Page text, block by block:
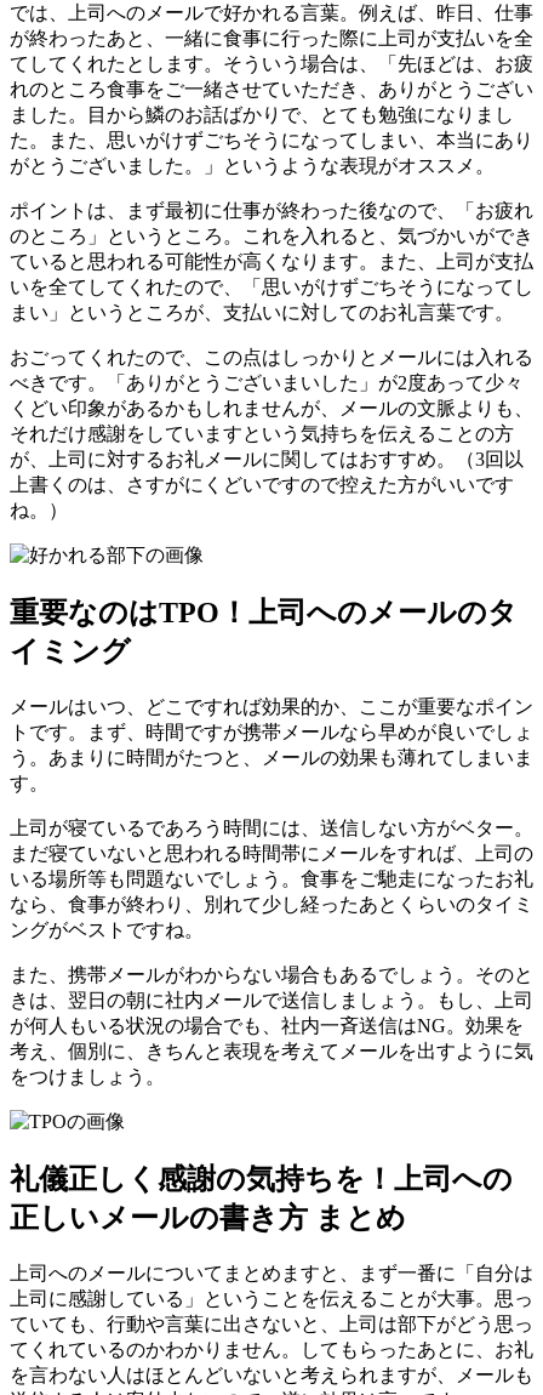
では、上司へのメールで好かれる言葉。例えば、昨日、仕事
が終わったあと、一緒に食事に行った際に上司が支払いを全
てしてくれたとします。そういう場合は、「先ほどは、お疲
れのところ食事をご一緒させていただき、ありがとうござい
ました。目から鱗のお話ばかりで、とても勉強になりまし
た。また、思いがけずごちそうになってしまい、本当にあり
がとうございました。」というような表現がオススメ。
ポイントは、まず最初に仕事が終わった後なので、「お疲れ
のところ」というところ。これを入れると、気づかいができ
ていると思われる可能性が高くなります。また、上司が支払
いを全てしてくれたので、「思いがけずごちそうになってし
まい」というところが、支払いに対してのお礼言葉です。
おごってくれたので、この点はしっかりとメールには入れる
べきです。「ありがとうございまいした」が2度あって少々
くどい印象があるかもしれませんが、メールの文脈よりも、
それだけ感謝をしていますという気持ちを伝えることの方
が、上司に対するお礼メールに関してはおすすめ。（3回以
上書くのは、さすがにくどいですので控えた方がいいです
ね。）
重要なのはTPO！上司へのメールのタ
イミング
メールはいつ、どこですれば効果的か、ここが重要なポイン
トです。まず、時間ですが携帯メールなら早めが良いでしょ
う。あまりに時間がたつと、メールの効果も薄れてしまいま
す。
上司が寝ているであろう時間には、送信しない方がベター。
まだ寝ていないと思われる時間帯にメールをすれば、上司の
いる場所等も問題ないでしょう。食事をご馳走になったお礼
なら、食事が終わり、別れて少し経ったあとくらいのタイミ
ングがベストですね。
また、携帯メールがわからない場合もあるでしょう。そのと
きは、翌日の朝に社内メールで送信しましょう。もし、上司
が何人もいる状況の場合でも、社内一斉送信はNG。効果を
考え、個別に、きちんと表現を考えてメールを出すように気
をつけましょう。
礼儀正しく感謝の気持ちを！上司への
正しいメールの書き方 まとめ
上司へのメールについてまとめますと、まず一番に「自分は
上司に感謝している」ということを伝えることが大事。思っ
ていても、行動や言葉に出さないと、上司は部下がどう思っ
てくれているのかわかりません。してもらったあとに、お礼
を言わない人はほとんどいないと考えられますが、メールも